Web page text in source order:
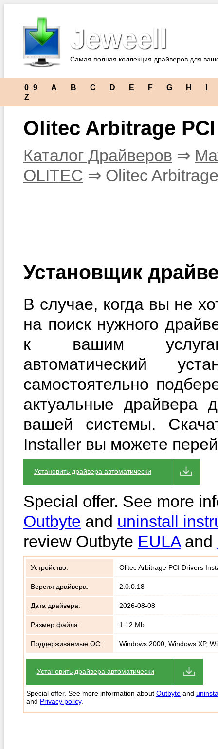
Jeweell
Самая полная коллекция драйверов для
0_9 A B C D E F G H
Z
Olitec Arbitrage PCI
Каталог Драйверов ⇒
OLITEC ⇒ Olitec
Установщик
В случае, когда вы не
на поиск нужного
к вашим
автоматический
самостоятельно
актуальные драйвера
вашей системы.
Installer вы можете
Установить драйвера автоматически
Special offer. See more
Outbyte and uninstall
review Outbyte EULAand
Устройство: Olitec Arbitrage PCI Drivers
Версия драйвера: 2.0.0.18
Дата драйвера: 2026-08-08
Размер файла: 1.12 Mb
Поддерживаемые ОС: Windows 2000, Windows XP,
Установить драйвера автоматически
Special offer. See more information about Outbyte and
and Privacy policy.